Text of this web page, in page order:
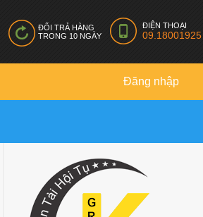
ĐỔI TRẢ HÀNG
TRONG 10 NGÀY
ĐIỆN THOẠI
09.18001925
Đăng nhập